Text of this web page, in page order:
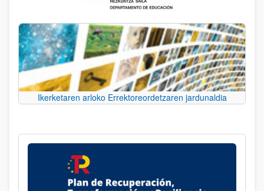
Ikerketaren arloko Errektoreordetzaren jardunaldia